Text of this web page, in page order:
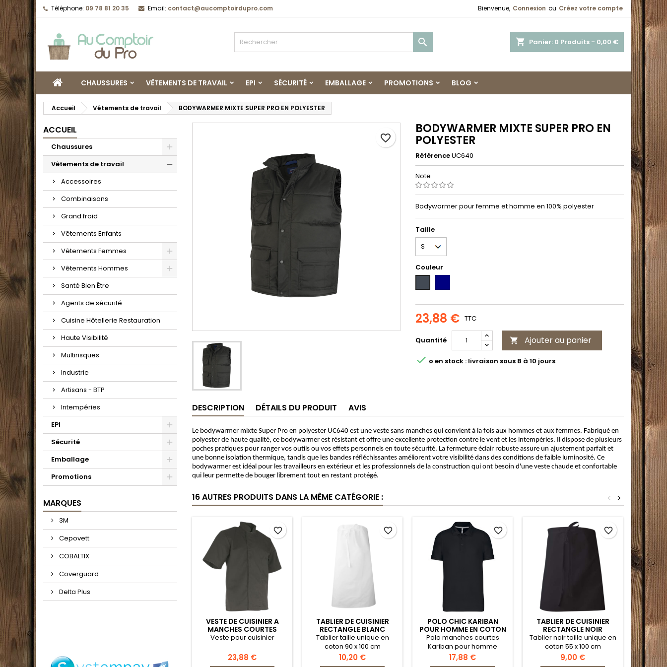
Téléphone: 09 78 81 20 35 Email: contact@aucomptoirdupro.com Bienvenue, Connexion ou Créez votre compte
shopping_cart Panier: 0 Produits - 0,00 €

CHAUSSURES VÊTEMENTS DE TRAVAIL EPI SÉCURITÉ EMBALLAGE PROMOTIONS BLOG
Accueil Vêtements de travail BODYWARMER MIXTE SUPER PRO EN POLYESTER
ACCUEIL
Chaussures
Vêtements de travail
Accessoires
Combinaisons
Grand froid
Vêtements Enfants
Vêtements Femmes
Vêtements Hommes
Santé Bien Être
Agents de sécurité
Cuisine Hôtellerie Restauration
Haute Visibilité
Multirisques
Industrie
Artisans - BTP
Intempéries
EPI
Sécurité
Emballage
Promotions
MARQUES
3M
Cepovett
COBALTIX
Coverguard
Delta Plus
favorite_border
BODYWARMER MIXTE SUPER PRO EN
POLYESTER
RéférenceUC640
Note
Bodywarmer pour femme et homme en 100% polyester
Taille
Couleur
23,88 € TTC
Quantité  Ajouter au panier
 ø en stock : livraison sous 8 à 10 jours
DESCRIPTION DÉTAILS DU PRODUIT AVIS
Le bodywarmer mixte Super Pro en polyester UC640 est une veste sans manches qui convient à la fois aux hommes et aux femmes. Fabriqué en
polyester de haute qualité, ce bodywarmer est résistant et offre une excellente protection contre le vent et les intempéries. Il dispose de plusieurs
poches pratiques pour ranger vos outils ou vos effets personnels en toute sécurité. La fermeture éclair robuste assure un ajustement parfait et
une bonne isolation thermique, tandis que les bandes réfléchissantes améliorent votre visibilité dans des conditions de faible luminosité. Ce
bodywarmer est idéal pour les travailleurs en extérieur et les professionnels de la construction qui ont besoin d'une veste chaude et confortable
qui leur permette de bouger librement tout en restant protégé.
16 AUTRES PRODUITS DANS LA MÊME CATÉGORIE : >
<
VESTE DE CUISINIER A
MANCHES COURTES
2191FROMAGER
Veste pour cuisinier
Prix
23,88 €
favorite_border
TABLIER DE CUISINIER
RECTANGLE BLANC
7035GASTRONOME
Tablier taille unique en
coton 90 x 100 cm
Prix
10,20 €
favorite_border
POLO CHIC KARIBAN
POUR HOMME EN COTON
Polo manches courtes
Kariban pour homme
Prix
17,88 €
favorite_border
TABLIER DE CUISINIER
RECTANGLE NOIR
7039TAMIS
Tablier noir taille unique en
coton 55 x 100 cm
Prix
9,00 €
favorite_border